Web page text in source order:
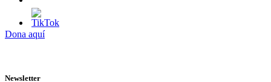
Dona aquí
Newsletter